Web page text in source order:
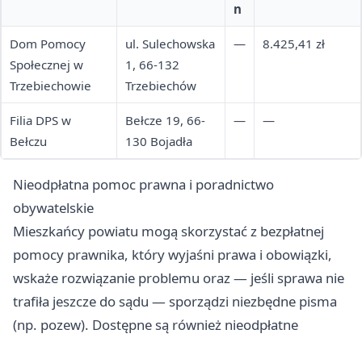
n
Dom Pomocy
Społecznej w
Trzebiechowie
ul. Sulechowska
1, 66-132
Trzebiechów
— 8.425,41 zł
Filia DPS w
Bełczu
Bełcze 19, 66-
130 Bojadła
— —
Nieodpłatna pomoc prawna i poradnictwo
obywatelskie
Mieszkańcy powiatu mogą skorzystać z bezpłatnej
pomocy prawnika, który wyjaśni prawa i obowiązki,
wskaże rozwiązanie problemu oraz — jeśli sprawa nie
trafiła jeszcze do sądu — sporządzi niezbędne pisma
(np. pozew). Dostępne są również nieodpłatne